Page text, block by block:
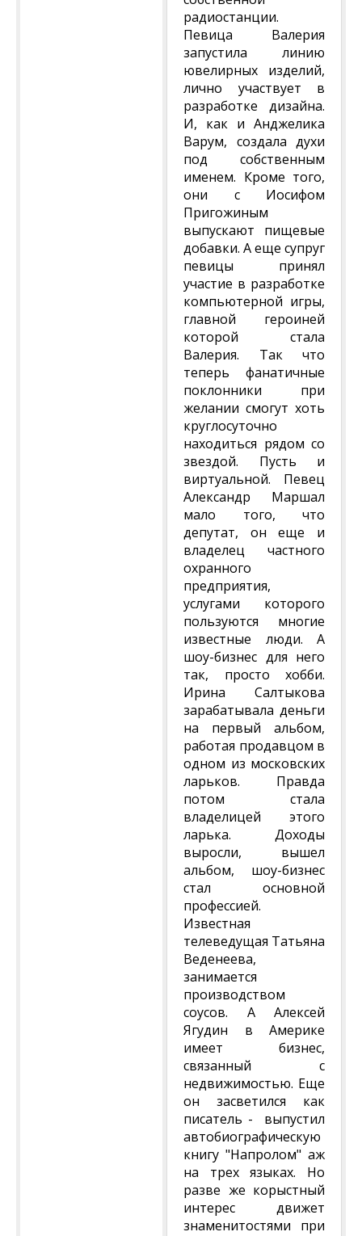
радиостанции.
Певица Валерия
запустила линию
ювелирных изделий,
лично участвует в
разработке дизайна.
И, как и Анджелика
Варум, создала духи
под собственным
именем. Кроме того,
они с Иосифом
Пригожиным
выпускают пищевые
добавки. А еще супруг
певицы принял
участие в разработке
компьютерной игры,
главной героиней
которой стала
Валерия. Так что
теперь фанатичные
поклонники при
желании смогут хоть
круглосуточно
находиться рядом со
звездой. Пусть и
виртуальной. Певец
Александр Маршал
мало того, что
депутат, он еще и
владелец частного
охранного
предприятия,
услугами которого
пользуются многие
известные люди. А
шоу-бизнес для него
так, просто хобби.
Ирина Салтыкова
зарабатывала деньги
на первый альбом,
работая продавцом в
одном из московских
ларьков. Правда
потом стала
владелицей этого
ларька. Доходы
выросли, вышел
альбом, шоу-бизнес
стал основной
профессией.
Известная
телеведущая Татьяна
Веденеева,
занимается
производством
соусов. А Алексей
Ягудин в Америке
имеет бизнес,
связанный с
недвижимостью. Еще
он засветился как
писатель - выпустил
автобиографическую
книгу "Напролом" аж
на трех языках. Но
разве же корыстный
интерес движет
знаменитостями при